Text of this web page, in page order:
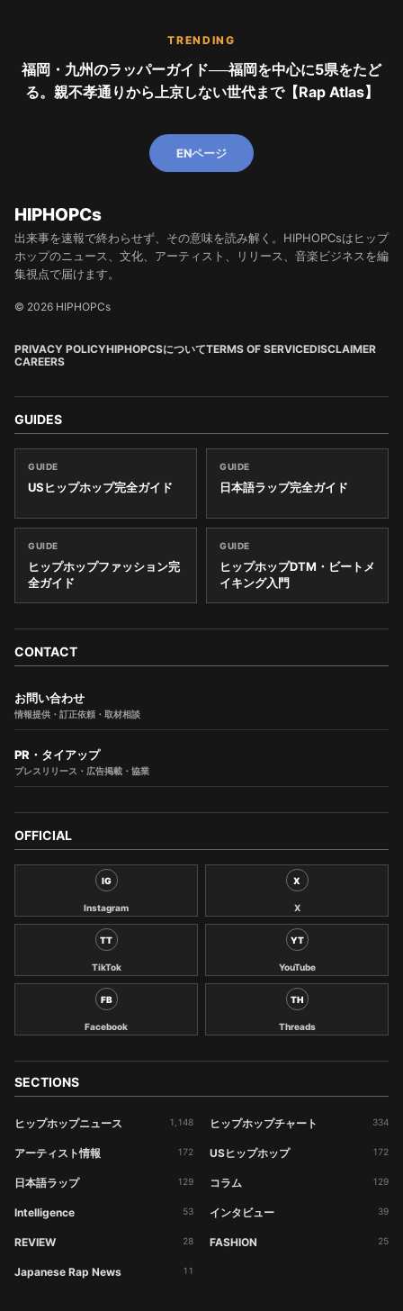
TRENDING
福岡・九州のラッパーガイド──福岡を中心に5県をたど
る。親不孝通りから上京しない世代まで【Rap Atlas】
ENページ
HIPHOPCs
出来事を速報で終わらせず、その意味を読み解く。HIPHOPCsはヒップ
ホップのニュース、文化、アーティスト、リリース、音楽ビジネスを編
集視点で届けます。
© 2026 HIPHOPCs
PRIVACY POLICYHIPHOPCSについてTERMS OF SERVICEDISCLAIMER
CAREERS
GUIDES
GUIDE
USヒップホップ完全ガイド
GUIDE
日本語ラップ完全ガイド
GUIDE
ヒップホップファッション完
全ガイド
GUIDE
ヒップホップDTM・ビートメ
イキング入門
CONTACT
お問い合わせ
情報提供・訂正依頼・取材相談
PR・タイアップ
プレスリリース・広告掲載・協業
OFFICIAL
IG
Instagram
X
X
TT
TikTok
YT
YouTube
FB
Facebook
TH
Threads
SECTIONS
ヒップホップニュース 1,148 ヒップホップチャート 334
アーティスト情報 172 USヒップホップ 172
日本語ラップ 129 コラム 129
Intelligence 53 インタビュー 39
REVIEW 28 FASHION 25
Japanese Rap News 11